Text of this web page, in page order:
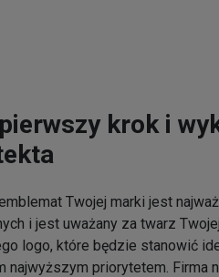
krok i
Twojej marki jest
i jest uważany za twarz
logo, które będzie stanowić
najwyższym priorytetem. Firma